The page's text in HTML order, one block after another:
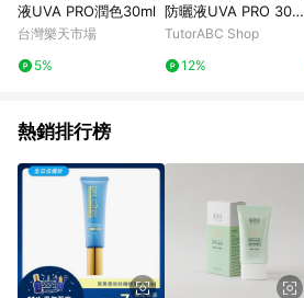
液UVA PRO潤色30ml
台灣樂天市場
5%
防曬液UVA PRO 30ml
｜＃透明／＃潤色
TutorABC Shop
12%
熱銷排行榜